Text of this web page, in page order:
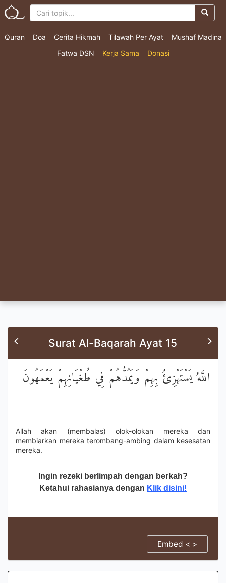
Quran Doa Cerita Hikmah Tilawah Per Ayat
Mushaf Madina
Fatwa DSN
Kerja Sama Donasi
Surat Al-Baqarah Ayat 15
اللَّهُ يَسْتَهْزِئُ بِهِمْ وَيَمُدُّهُمْ فِي طُغْيَانِهِمْ يَعْمَهُونَ
Allah akan (membalas) olok-olokan mereka dan
membiarkan mereka terombang-ambing dalam kesesatan
mereka.
Ingin rezeki berlimpah dengan berkah?
Ketahui rahasianya dengan Klik disini!
Embed < >